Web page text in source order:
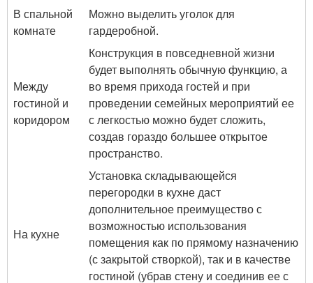
В спальной
комнате
Можно выделить уголок для
гардеробной.
Между
гостиной и
коридором
Конструкция в повседневной жизни
будет выполнять обычную функцию, а
во время прихода гостей и при
проведении семейных мероприятий ее
с легкостью можно будет сложить,
создав гораздо большее открытое
пространство.
На кухне
Установка складывающейся
перегородки в кухне даст
дополнительное преимущество с
возможностью использования
помещения как по прямому назначению
(с закрытой створкой), так и в качестве
гостиной (убрав стену и соединив ее с